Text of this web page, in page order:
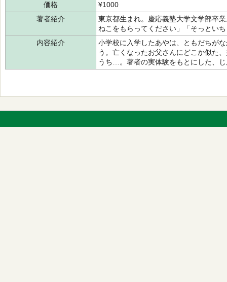
価格
¥1000
著者紹介
東京都生まれ。慶応義塾大学文学部卒
ねこをもらってください」「そっとい
内容紹介
小学校に入学したあやは、ともだちが
う。亡くなったお父さんにどこか似た
うち…。著者の実体験をもとにした、